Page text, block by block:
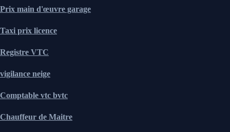
Prix main d'œuvre garage
Taxi prix licence
Registre VTC
vigilance neige
Comptable vtc bvtc
Chauffeur de Maitre